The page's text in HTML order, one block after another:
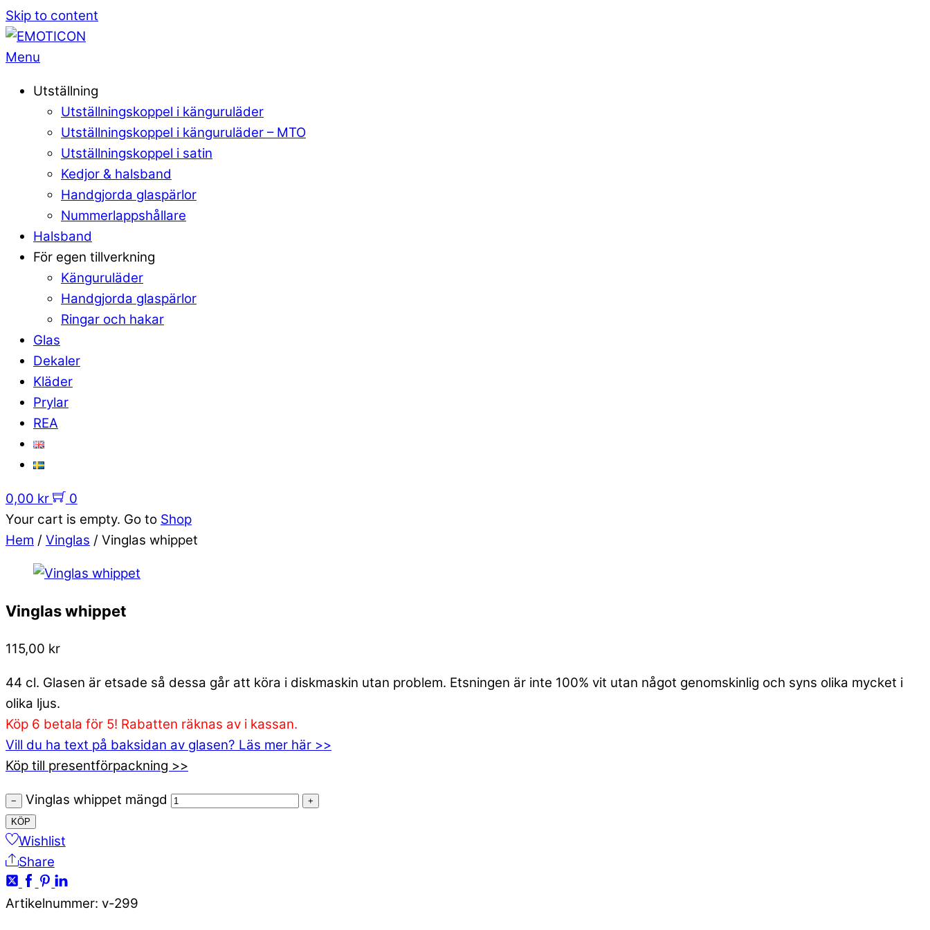
Skip to content
Menu
Utställning
Utställningskoppel i känguruläder
Utställningskoppel i känguruläder – MTO
Utställningskoppel i satin
Kedjor & halsband
Handgjorda glaspärlor
Nummerlappshållare
Halsband
För egen tillverkning
Känguruläder
Handgjorda glaspärlor
Ringar och hakar
Glas
Dekaler
Kläder
Prylar
REA
0,00 kr
0
Your cart is empty. Go to Shop
Hem / Vinglas / Vinglas whippet
Vinglas whippet
115,00 kr
44 cl. Glasen är etsade så dessa går att köra i diskmaskin utan problem. Etsningen är inte 100% vit utan något genomskinlig och syns olika mycket i
olika ljus.
Köp 6 betala för 5! Rabatten räknas av i kassan.
Vill du ha text på baksidan av glasen? Läs mer här >>
Köp till presentförpackning >>
− Vinglas whippet mängd
+
KÖP
Wishlist
Share
Artikelnummer: v-299